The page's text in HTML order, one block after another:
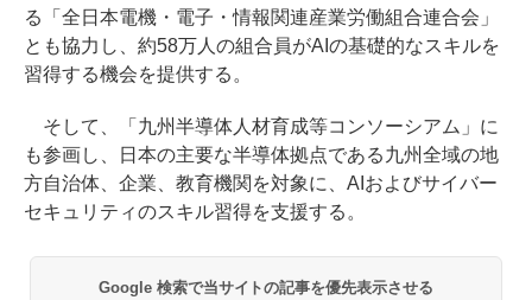
る「全日本電機・電子・情報関連産業労働組合連合会」
とも協力し、約58万人の組合員がAIの基礎的なスキルを
習得する機会を提供する。
そして、「九州半導体人材育成等コンソーシアム」に
も参画し、日本の主要な半導体拠点である九州全域の地
方自治体、企業、教育機関を対象に、AIおよびサイバー
セキュリティのスキル習得を支援する。
Google 検索で当サイトの記事を優先表示させる